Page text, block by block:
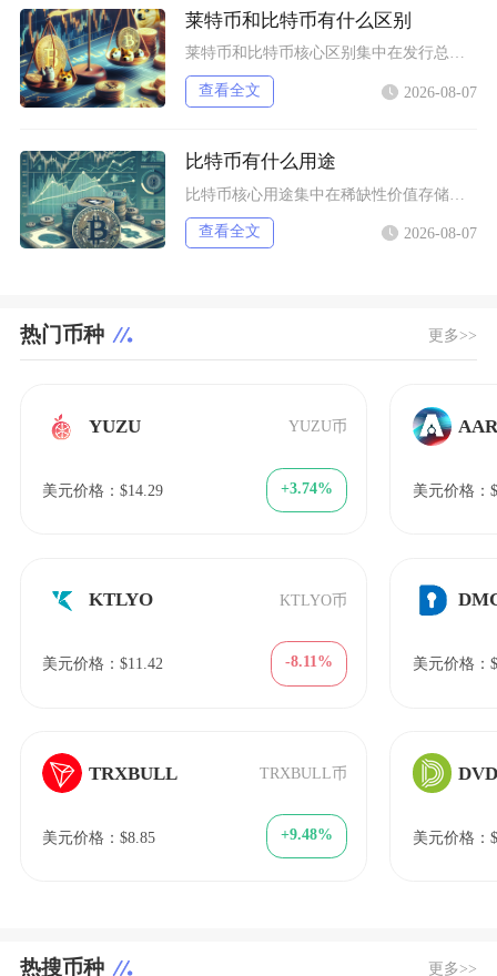
莱特币和比特币有什么区别
莱特币和比特币核心区别集中在发行总量、出块效率、挖矿算法与市场定位四大维度，比特币偏向稀缺
查看全文 2026-08-07
比特币有什么用途
查看全文 2026-08-07
热门币种 更多>>
YUZU YUZU币
美元价格：$14.29 +3.74%
KTLYO KTLYO币
美元价格：$11.42 -8.11%
TRXBULL TRXBULL币
美元价格：$8.85 +9.48%
美元价格：
美元价格：
美元价格：
热搜币种 更多>>